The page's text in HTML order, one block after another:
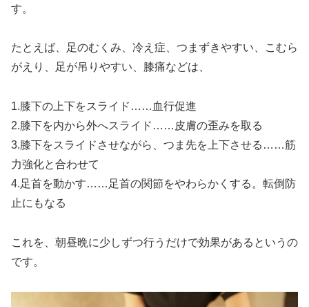
す。
たとえば、足のむくみ、冷え症、つまずきやすい、こむら
がえり、足が吊りやすい、膝痛などは、
1.膝下の上下をスライド……血行促進
2.膝下を内から外へスライド……皮膚の歪みを取る
3.膝下をスライドさせながら、つま先を上下させる……筋
力強化と合わせて
4.足首を動かす……足首の関節をやわらかくする。転倒防
止にもなる
これを、朝昼晩に少しずつ行うだけで効果があるというの
です。